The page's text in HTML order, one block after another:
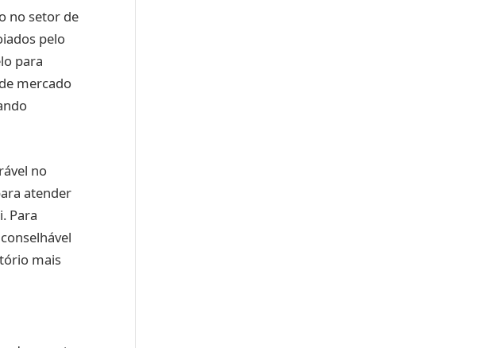
no setor de
pelo
para
mercado
no
atender
Para
mais